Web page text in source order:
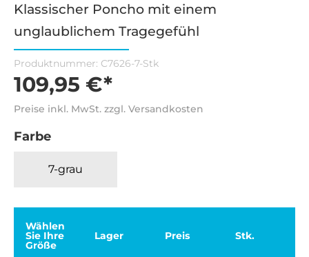
Klassischer Poncho mit einem
unglaublichem Tragegefühl
Produktnummer: C7626-7-Stk
109,95 €*
Preise inkl. MwSt. zzgl. Versandkosten
Farbe
7-grau
Wählen
Sie Ihre
Größe
Lager Preis Stk.